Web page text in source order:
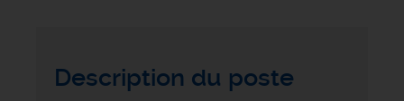
Description du poste